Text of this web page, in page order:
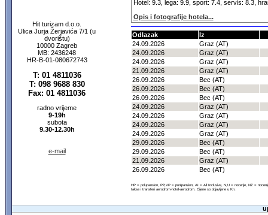
Hit turizam d.o.o.
Ulica Jurja Žerjavića 7/1 (u
dvorištu)
10000 Zagreb
MB: 2436248
HR-B-01-080672743
T: 01 4811036
T: 098 9688 830
Fax: 01 4811036
radno vrijeme
9-19h
subota
9.30-12.30h
e-mail
Hotel: 9.3, lega: 9.9, sport: 7.4, servis: 8.3,
Opis i fotografije hotela...
Odlazak
Iz
24.09.2026
Graz (AT)
24.09.2026
Graz (AT)
24.09.2026
Graz (AT)
21.09.2026
Graz (AT)
26.09.2026
Bec (AT)
26.09.2026
Bec (AT)
26.09.2026
Bec (AT)
24.09.2026
Graz (AT)
24.09.2026
Graz (AT)
24.09.2026
Graz (AT)
24.09.2026
Graz (AT)
29.09.2026
Bec (AT)
29.09.2026
Bec (AT)
21.09.2026
Graz (AT)
26.09.2026
Bec (AT)
HP = polupansion, PP,VP = punipansion, AI = All Inclusive, N,U = nocenje, NZ =
takse i transferi aerodrom-hotel-aerodrom. Cijene so objavljene u Kn.